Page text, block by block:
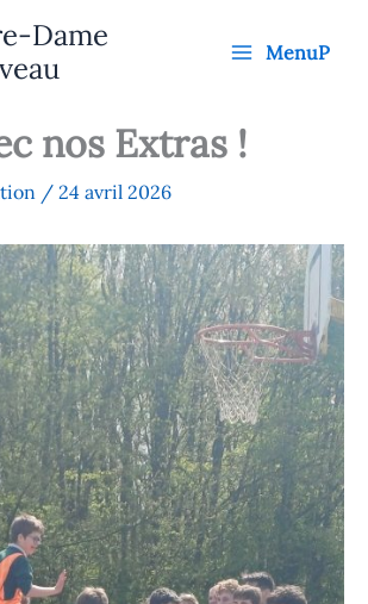
Dame
MenuP
nos Extras !
/ 24 avril 2026